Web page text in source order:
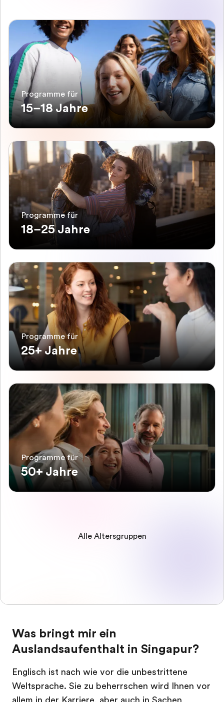
Programme für
15–18 Jahre
Programme für
18–25 Jahre
Programme für
25+ Jahre
Programme für
50+ Jahre
Alle Altersgruppen
Was bringt mir ein
Auslandsaufenthalt in Singapur?
Englisch ist nach wie vor die unbestrittene
Weltsprache. Sie zu beherrschen wird Ihnen vor
allem in der Karriere, aber auch in Sachen